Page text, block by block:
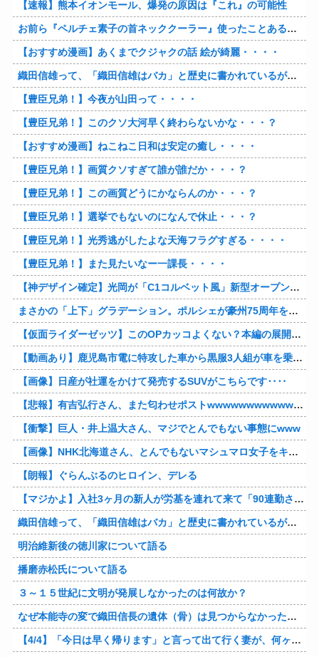
【速報】熊本イオンモール、爆発の原因は『これ』の可能性
お前ら『ペルチェ素子の首ネッククーラー』使ったことあるか？
【おすすめ漫画】あくまでクジャクの話 絵が綺麗・・・・
織田信雄って、「織田信雄はバカ」と歴史に書かれているが今まで家が残っているんでバカではないよな？
【豊臣兄弟！】今夜が山田って・・・・
【豊臣兄弟！】このクソ大河早く終わらないかな・・・？
【おすすめ漫画】ねこねこ日和は安定の癒し・・・・
【豊臣兄弟！】画質クソすぎて誰が誰だか・・・？
【豊臣兄弟！】この画質どうにかならんのか・・・？
【豊臣兄弟！】選挙でもないのになんで休止・・・？
【豊臣兄弟！】光秀逃がしたよな天海フラグすぎる・・・・
【豊臣兄弟！】また見たいなー一課長・・・・
【神デザイン確定】光岡が「C1コルベット風」新型オープンカーの最新ティーザー画像を公開、マツダ・ロードスターの信頼性にレトロな外観がドッキング
まさかの「上下」グラデーション。ポルシェが豪州75周年を祝う特別モデル「911 Turbo S Land Down Under」を発表、1951年の「見果てぬ夢」が内外装に再現
【仮面ライダーゼッツ】このOPカッコよくない？本編の展開ちゃんと反映してて完成度高いし
【動画あり】鹿児島市電に特攻した車から黒服3人組が車を乗り捨てて逃走
【画像】日産が社運をかけて発売するSUVがこちらです‥‥
【悲報】有吉弘行さん、また匂わせポストwwwwwwwwwwwwwwww
【衝撃】巨人・井上温大さん、マジでとんでもない事態にwww
【画像】NHK北海道さん、とんでもないマシュマロ女子をキャスターに起用してしまうwwwwwwww
【朗報】ぐらんぶるのヒロイン、デレる
【マジかよ】入社3ヶ月の新人が労基を連れて来て「90連勤させられました」「労働基準法違反です」→俺「彼は30連休中ですが?」
織田信雄って、「織田信雄はバカ」と歴史に書かれているが今まで家が残っているんでバカではないよな？
明治維新後の徳川家について語る
播磨赤松氏について語る
３～１５世紀に文明が発展しなかったのは何故か？
なぜ本能寺の変で織田信長の遺体（骨）は見つからなかったのか
【4/4】「今日は早く帰ります」と言って出て行く妻が、何ヶ月ぶりだろう、見送る私に振り返って手を振っている。罪のなせる気持ちの表れなのか。今日の午後調査員から連絡が入る…